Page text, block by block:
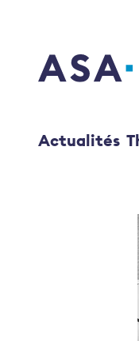
SVV Logo
Actualités